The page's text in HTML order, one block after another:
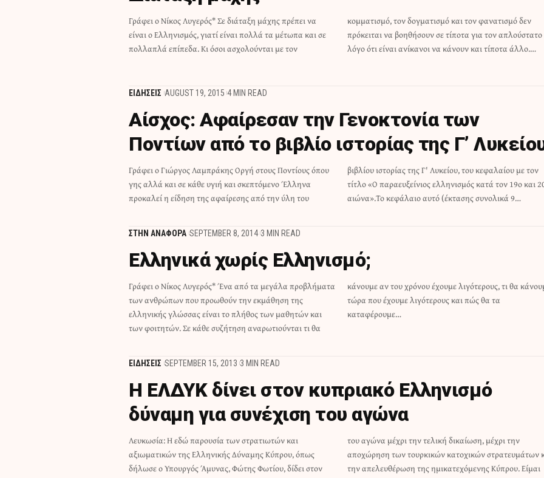
Γράφει ο Νίκος Λυγερός* Σε διάταξη μάχης πρέπει να
είναι ο Ελληνισμός, γιατί είναι πολλά τα μέτωπα και σε
πολλαπλά επίπεδα. Κι όσοι ασχολούνται με τον
κομματισμό, τον δογματισμό και τον φανατισμό δεν
πρόκειται να βοηθήσουν σε τίποτα για τον απλούστατο
λόγο ότι είναι ανίκανοι να κάνουν και τίποτα άλλο.…
ΕΙΔΗΣΕΙΣ AUGUST 19, 2015 4 MIN READ
Αίσχος: Αφαίρεσαν την Γενοκτονία των
Ποντίων από το βιβλίο ιστορίας της Γ’
Γράφει ο Γιώργος Λαμπράκης Οργή στους Ποντίους όπου
γης αλλά και σε κάθε υγιή και σκεπτόμενο Έλληνα
προκαλεί η είδηση της αφαίρεσης από την ύλη του
βιβλίου ιστορίας της Γ' Λυκείου, του κεφαλαίου με τον
τίτλο «Ο παραευξείνιος ελληνισμός κατά τον 19ο και 20ό
αιώνα».Το κεφάλαιο αυτό (έκτασης συνολικά 9…
ΣΤΗΝ ΑΝΑΦΟΡΑ SEPTEMBER 8, 2014 3 MIN READ
Ελληνικά χωρίς Ελληνισμό;
Γράφει ο Νίκος Λυγερός* Ένα από τα μεγάλα προβλήματα
των ανθρώπων που προωθούν την εκμάθηση της
ελληνικής γλώσσας είναι το πλήθος των μαθητών και
των φοιτητών. Σε κάθε συζήτηση αναρωτιούνται τι θα
κάνουμε αν του χρόνου έχουμε λιγότερους, τι θα κάνουμε
τώρα που έχουμε λιγότερους και πώς θα τα
καταφέρουμε…
ΕΙΔΗΣΕΙΣ SEPTEMBER 15, 2013 3 MIN READ
Η ΕΛΔΥΚ δίνει στον κυπριακό Ελληνισμό
δύναμη για συνέχιση του αγώνα
Λευκωσία: Η εδώ παρουσία των στρατιωτών και
αξιωματικών της Ελληνικής Δύναμης Κύπρου, όπως
δήλωσε ο Υπουργός Άμυνας, Φώτης Φωτίου, δίδει στον
του αγώνα μέχρι την τελική δικαίωση, μέχρι την
αποχώρηση των τουρκικών κατοχικών στρατευμάτων και
την απελευθέρωση της ημικατεχόμενης Κύπρου. Είμαι